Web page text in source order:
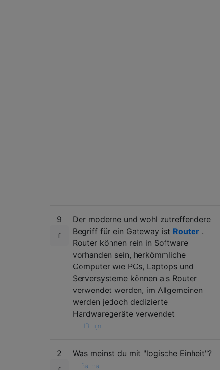
9
Der moderne und wohl zutreffendere
Begriff für ein Gateway ist Router .
Router können rein in Software
vorhanden sein, herkömmliche
Computer wie PCs, Laptops und
Serversysteme können als Router
verwendet werden, im Allgemeinen
werden jedoch dedizierte
Hardwaregeräte verwendet
HBruijn,
2 Was meinst du mit "logische Einheit"?
Barmar